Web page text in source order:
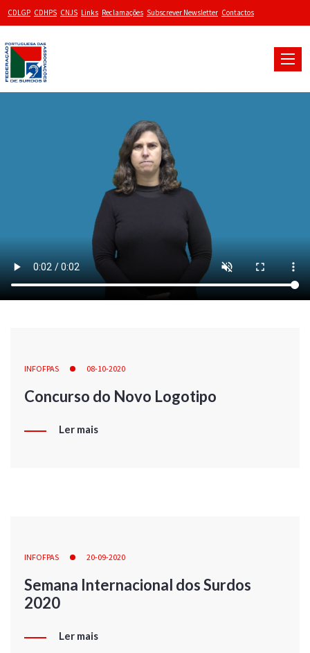
CDLGP CDHPS CNJS Links Reclamações Subscrever Newsletter Contactos
Toggle
INFOFPAS 08-10-2020
Concurso do Novo Logotipo
Ler mais
INFOFPAS 20-09-2020
Semana Internacional dos Surdos
2020
Ler mais